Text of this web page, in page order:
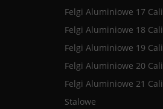
Felgi Aluminiowe 17 Cali
Felgi Aluminiowe 18 Cali
Felgi Aluminiowe 19 Cali
Felgi Aluminiowe 20 Cali
Felgi Aluminiowe 21 Cali
Stalowe